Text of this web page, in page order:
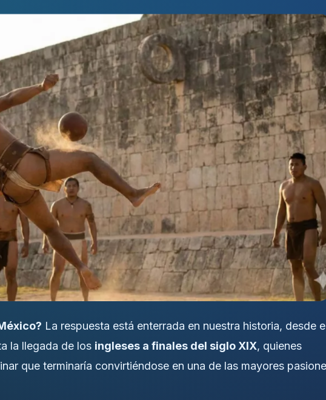
La respuesta está enterrada en nuestra historia, desde
la llegada de los ingleses a finales del siglo XIX, quienes
que terminaría convirtiéndose en una de las mayores